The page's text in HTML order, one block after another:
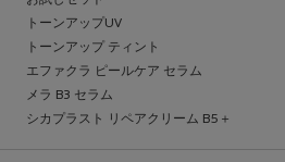
トーンアップUV
トーンアップ ティント
エファクラ ピールケア セラム
メラ B3 セラム
シカプラスト リペアクリーム B5＋